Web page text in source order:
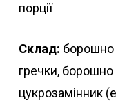
порції
Склад: борошно
гречки,
цукрозамінник